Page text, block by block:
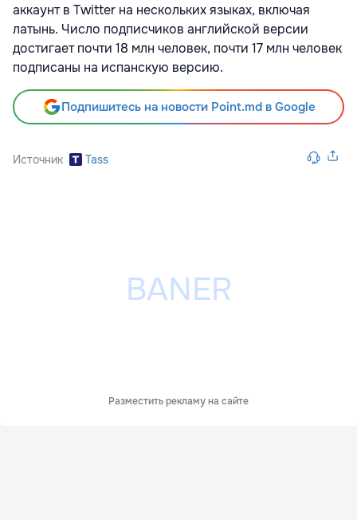
аккаунт в Twitter на нескольких языках, включая
латынь. Число подписчиков английской версии
достигает почти 18 млн человек, почти 17 млн человек
подписаны на испанскую версию.
Подпишитесь на новости Point.md в Google
Источник Tass
Разместить рекламу на сайте